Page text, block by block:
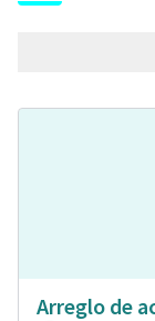
Arreglo de